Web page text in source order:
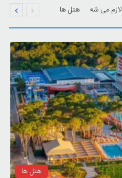
لازم می شه هتل ها
صفحه
هتل ها